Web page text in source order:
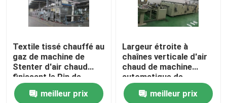
Textile tissé chauffé au
gaz de machine de
Stenter d'air chaud
finissant le Pin de
Stenter/agrafe
combinésmeilleur prix
Largeur étroite à
chaînes verticale d'air
chaud de machine
automatique de
Stenter adaptée aux
besoins du client
meilleur prix